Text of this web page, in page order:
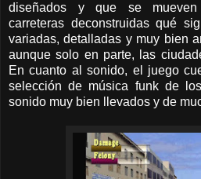
diseñados y que se
carreteras deconstruidas qué
variadas, detalladas y muy bien
aunque solo en parte, las
En cuanto al sonido, el juego
selección de música funk de
sonido muy bien llevados y de